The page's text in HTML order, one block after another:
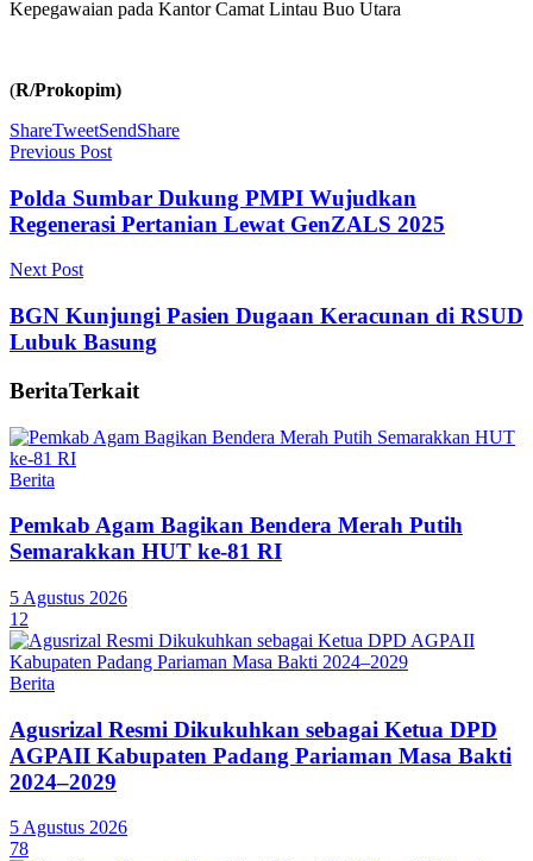
Kepegawaian pada Kantor Camat Lintau Buo Utara
(R/Prokopim)
ShareTweetSendShare
Previous Post
Polda Sumbar Dukung PMPI Wujudkan
Regenerasi Pertanian Lewat GenZALS 2025
Next Post
BGN Kunjungi Pasien Dugaan Keracunan di RSUD
Lubuk Basung
BeritaTerkait
Berita
Pemkab Agam Bagikan Bendera Merah Putih
Semarakkan HUT ke-81 RI
5 Agustus 2026
12
Berita
Agusrizal Resmi Dikukuhkan sebagai Ketua DPD
AGPAII Kabupaten Padang Pariaman Masa Bakti
2024–2029
5 Agustus 2026
78